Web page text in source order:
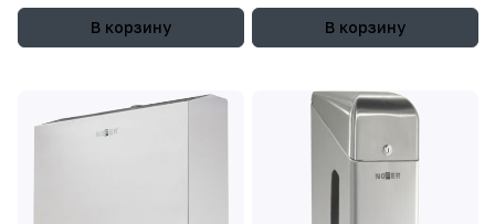
В корзину В корзину